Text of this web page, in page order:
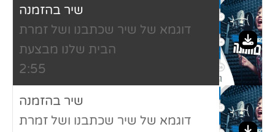
שיר בהזמנה
דוגמא של שיר שכתבנו ושל זמרת
הבית שלנו מבצעת
2:55
שיר בהזמנה
דוגמא של שיר שכתבנו ושל זמרת